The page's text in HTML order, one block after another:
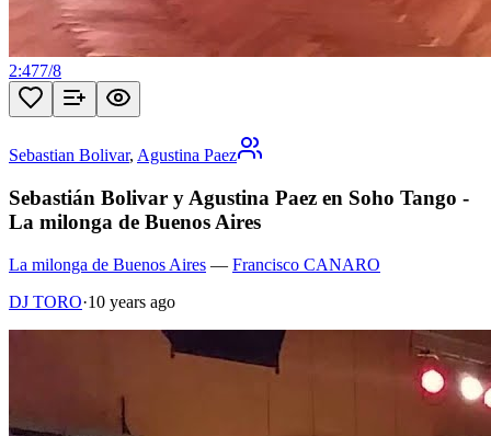
2:477/8
Sebastian Bolivar, Agustina Paez
Sebastián Bolivar y Agustina Paez en Soho Tango -
La milonga de Buenos Aires
La milonga de Buenos Aires — Francisco CANARO
DJ TORO·10 years ago